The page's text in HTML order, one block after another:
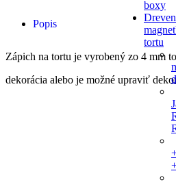
boxy
tortu
Popis
Zápich na tortu je vyrobený zo 4 mm
dekorácia alebo je možné upraviť